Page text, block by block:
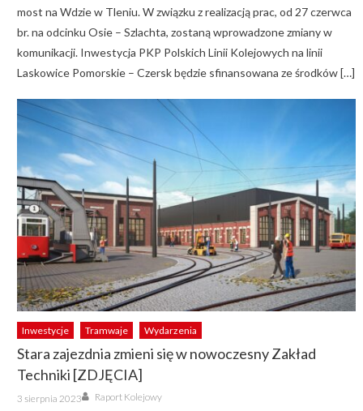
most na Wdzie w Tleniu. W związku z realizacją prac, od 27 czerwca
br. na odcinku Osie – Szlachta, zostaną wprowadzone zmiany w
komunikacji. Inwestycja PKP Polskich Linii Kolejowych na linii
Laskowice Pomorskie – Czersk będzie sfinansowana ze środków […]
Inwestycje Tramwaje Wydarzenia
Stara zajezdnia zmieni się w nowoczesny Zakład
Techniki [ZDJĘCIA]
Posted
on
3 sierpnia 2023 Author
Raport Kolejowy